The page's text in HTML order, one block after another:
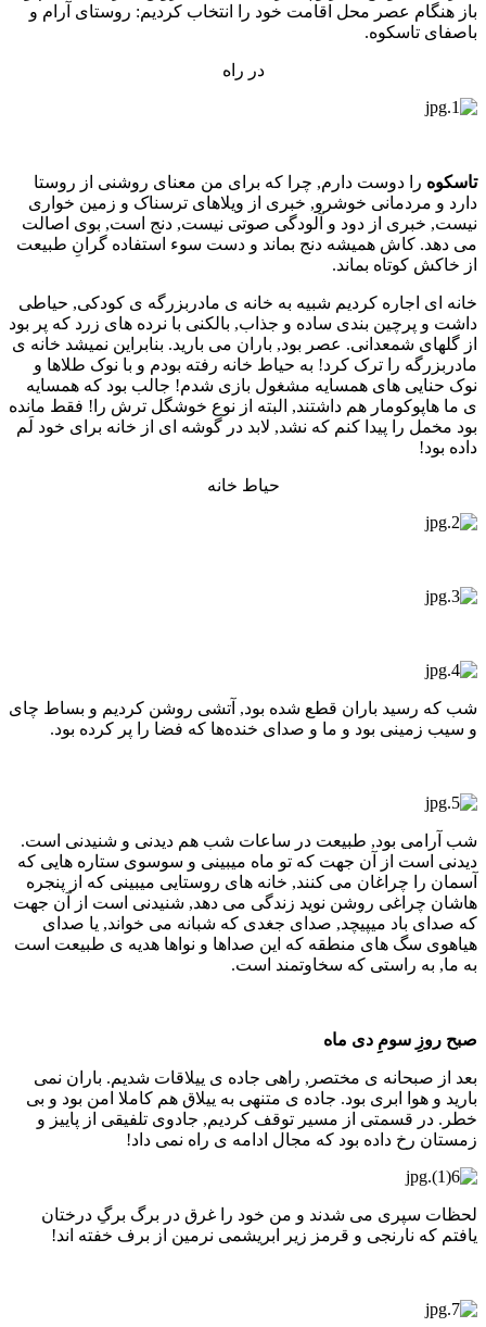
باز هنگام عصر محل اقامت خود را انتخاب کردیم: روستای آرام و
باصفای تاسکوه.
در راه
تاسکوه را دوست دارم, چرا که برای من معنای روشنی از روستا
دارد و مردمانی خوشرو, خبری از ویلاهای ترسناک و زمین خواری
نیست, خبری از دود و آلودگی صوتی نیست, دنج است, بوی اصالت
می دهد. کاش همیشه دنج بماند و دست سوء استفاده گرانِ طبیعت
از خاکش کوتاه بماند.
خانه ای اجاره کردیم شبیه به خانه ی مادربزرگه ی کودکی, حیاطی
داشت و پرچین بندی ساده و جذاب, بالکنی با نرده های زرد که پر بود
از گلهای شمعدانی. عصر بود, باران می بارید. بنابراین نمیشد خانه ی
مادربزرگه را ترک کرد! به حیاط خانه رفته بودم و با نوک طلاها و
نوک حنایی های همسایه مشغول بازی شدم! جالب بود که همسایه
ی ما هاپوکومار هم داشتند, البته از نوع خوشگل ترش را! فقط مانده
بود مخمل را پیدا کنم که نشد, لابد در گوشه ای از خانه برای خود لَم
داده بود!
حیاط خانه
شب که رسید باران قطع شده بود, آتشی روشن کردیم و بساط چای
و سیب زمینی بود و ما و صدای خنده‌ها که فضا را پر کرده بود.
شب آرامی بود, طبیعت در ساعات شب هم دیدنی و شنیدنی است.
دیدنی است از آن جهت که تو ماه میبینی و سوسوی ستاره هایی که
آسمان را چراغان می کنند, خانه های روستایی میبینی که از پنجره
هاشان چراغی روشن نوید زندگی می دهد, شنیدنی است از آن جهت
که صدای باد میپیچد, صدای جغدی که شبانه می خواند, یا صدای
هیاهوی سگ های منطقه که این صداها و نواها هدیه ی طبیعت است
به ما, به راستی که سخاوتمند است.
صبح روزِ سومِ دی ماه
بعد از صبحانه ی مختصر, راهی جاده ی ییلاقات شدیم. باران نمی
بارید و هوا ابری بود. جاده ی متنهی به ییلاق هم کاملا امن بود و بی
خطر. در قسمتی از مسیر توقف کردیم, جادوی تلفیقی از پاییز و
زمستان رخ داده بود که مجال ادامه ی راه نمی داد!
لحظات سپری می شدند و من خود را غرق در برگ برگِ درختان
یافتم که نارنجی و قرمز زیر ابریشمی نرمین از برف خفته اند!